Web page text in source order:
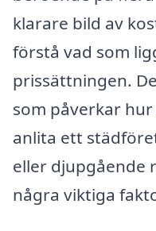
klarare bild av
förstå vad som
prissättningen.
som påverkar
anlita ett
eller djupgående
några viktiga